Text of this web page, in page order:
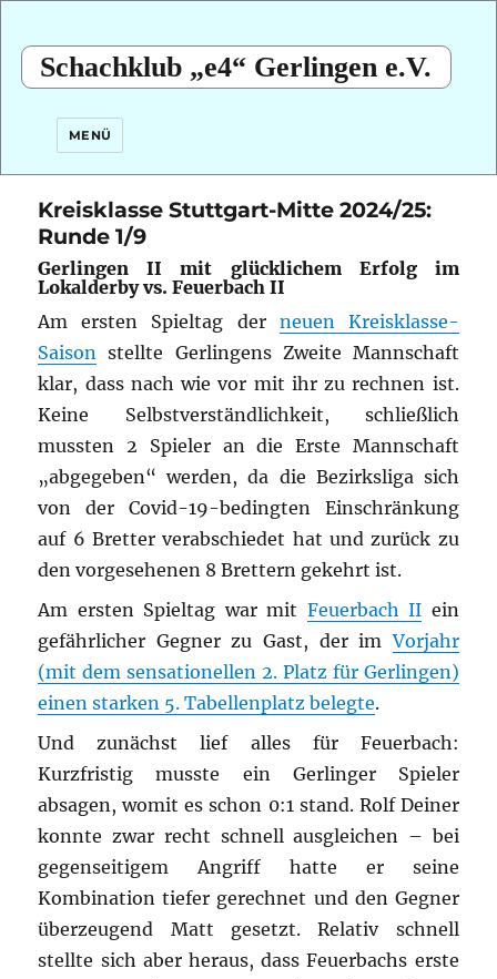
Schachklub „e4“ Gerlingen e.V.
MENÜ
Kreisklasse Stuttgart-Mitte 2024/25:
Runde 1/9
Gerlingen II mit glücklichem Erfolg im
Lokalderby vs. Feuerbach II
Am ersten Spieltag der neuen Kreisklasse-
Saison stellte Gerlingens Zweite Mannschaft
klar, dass nach wie vor mit ihr zu rechnen ist.
Keine Selbstverständlichkeit, schließlich
mussten 2 Spieler an die Erste Mannschaft
„abgegeben“ werden, da die Bezirksliga sich
von der Covid-19-bedingten Einschränkung
auf 6 Bretter verabschiedet hat und zurück zu
den vorgesehenen 8 Brettern gekehrt ist.
Am ersten Spieltag war mit Feuerbach II ein
gefährlicher Gegner zu Gast, der imVorjahr
(mit dem sensationellen 2. Platz für Gerlingen)
einen starken 5. Tabellenplatz belegte.
Und zunächst lief alles für Feuerbach:
Kurzfristig musste ein Gerlinger Spieler
absagen, womit es schon 0:1 stand. Rolf Deiner
konnte zwar recht schnell ausgleichen – bei
gegenseitigem Angriff hatte er seine
Kombination tiefer gerechnet und den Gegner
überzeugend Matt gesetzt. Relativ schnell
stellte sich aber heraus, dass Feuerbachs erste